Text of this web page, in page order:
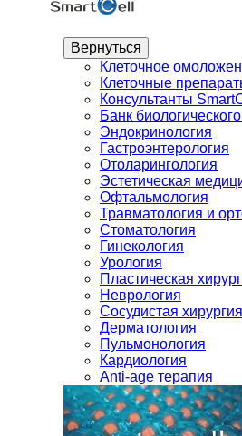
Вернуться
Клеточное
Клеточные
Консультанты
Банк
Эндокринология
Гастроэнтерология
Отоларингология
Эстетическая
Офтальмология
Травматология и
Стоматология
Гинекология
Урология
Пластическая
Неврология
Сосудистая хирургия
Дерматология
Пульмонология
Кардиология
Anti-age терапия